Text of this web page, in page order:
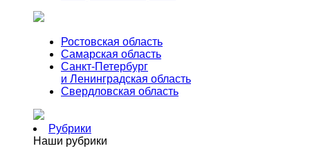
Ростовская область
Самарская область
Санкт-Петербург
и Ленинградская область
Свердловская область
Рубрики
Наши рубрики